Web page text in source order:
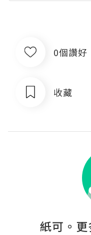
0個讚好
收藏
紙可。更